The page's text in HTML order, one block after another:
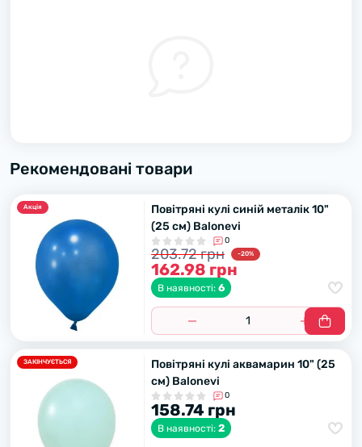
Рекомендовані товари
Акцiя
Повітряні кулі синій металік 10"
(25 см) Balonevi
0
203.72 грн -20%
162.98 грн
В наявності: 6
ЗАКІНЧУЄТЬСЯ
Повітряні кулі аквамарин 10" (25
см) Balonevi
0
158.74 грн
В наявності: 2